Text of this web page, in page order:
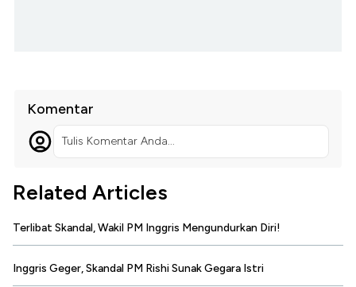
Komentar
Tulis Komentar Anda...
Related Articles
Terlibat Skandal, Wakil PM Inggris Mengundurkan Diri!
Inggris Geger, Skandal PM Rishi Sunak Gegara Istri